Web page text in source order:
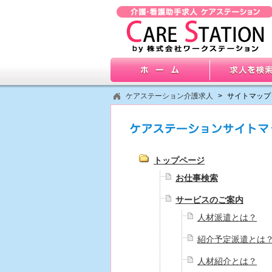
ケアステーション介護求人 > サイトマップ
トップページ
お仕事検索
サービスのご案内
人材派遣とは？
紹介予定派遣とは
人材紹介とは？